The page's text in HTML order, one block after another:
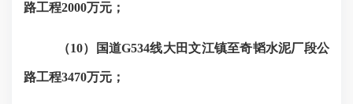
路工程2000万元；
（10）国道G534线大田文江镇至奇韬水泥厂段公
路工程3470万元；